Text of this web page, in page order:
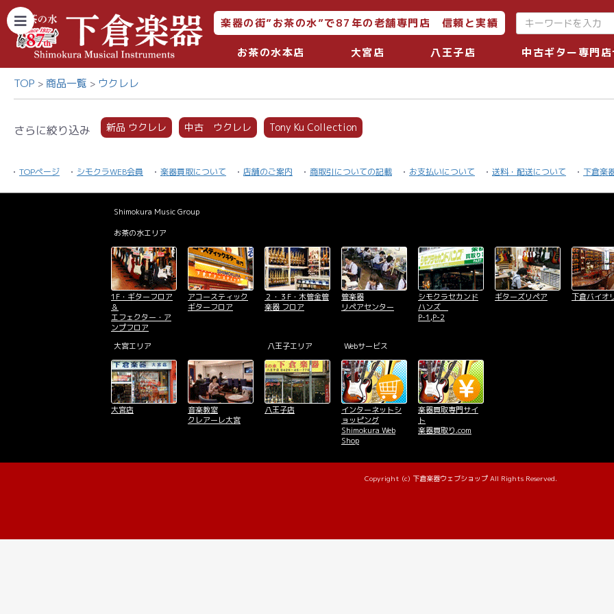
楽器の街”お茶の水”で87年の老舗専門店 信頼と実績
お茶の水本店 大宮店 八王子店 中古ギター専門
TOP 商品一覧 ウクレレ
さらに絞り込み 新品 ウクレレ 中古 ウクレレ Tony Ku Collection
TOPページ シモクラWEB会員 楽器買取について 店舗のご案内 商取引についての記載 お支払いについて 送料・配送について 下倉楽
Shimokura Music Group
お茶の水エリア
1F・ギターフロア
＆
エフェクター・ア
ンプフロア
アコースティック
ギターフロア
２・３F・木管金管
楽器 フロア
管楽器
リペアセンター
シモクラセカンド
ハンズ
P-1,P-2
ギターズリペア 下倉バイオ
大宮エリア
大宮店
音楽教室
クレアーレ大宮
八王子エリア
八王子店
Webサービス
インターネットシ
ョッピング
Shimokura Web
Shop
楽器買取専門サイ
ト
楽器買取り.com
Copyright (c) 下倉楽器ウェブショップ All Rights Reserved.